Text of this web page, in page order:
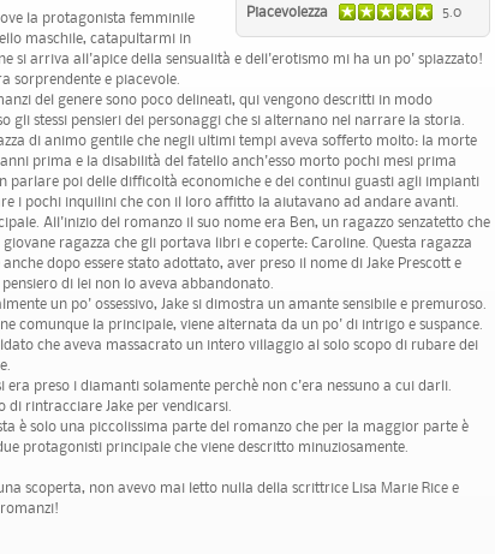
Piacevolezza
5.0
la protagonista femminile
maschile, catapultarmi in
si arriva all'apice della sensualità e dell'erotismo mi ha un po' spiazzato!
sorprendente e piacevole.
del genere sono poco delineati, qui vengono descritti in modo
stessi pensieri dei personaggi che si alternano nel narrare la storia.
di animo gentile che negli ultimi tempi aveva sofferto molto: la morte
prima e la disabilità del fatello anch'esso morto pochi mesi prima
parlare poi delle difficoltà economiche e dei continui guasti agli impianti
i pochi inquilini che con il loro affitto la aiutavano ad andare avanti.
All'inizio del romanzo il suo nome era Ben, un ragazzo senzatetto che
ragazza che gli portava libri e coperte: Caroline. Questa ragazza
dopo essere stato adottato, aver preso il nome di Jake Prescott e
di lei non lo aveva abbandonato.
un po' ossessivo, Jake si dimostra un amante sensibile e premuroso.
comunque la principale, viene alternata da un po' di intrigo e suspance.
che aveva massacrato un intero villaggio al solo scopo di rubare dei
era preso i diamanti solamente perchè non c'era nessuno a cui darli.
di rintracciare Jake per vendicarsi.
è solo una piccolissima parte del romanzo che per la maggior parte è
protagonisti principale che viene descritto minuziosamente.
scoperta, non avevo mai letto nulla della scrittrice Lisa Marie Rice e